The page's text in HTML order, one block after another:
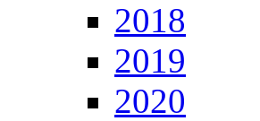
2018
2019
2020